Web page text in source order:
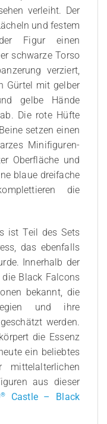
verleiht. Der
und festem
Figur einen
schwarze Torso
verziert,
Gürtel mit gelber
gelbe Hände
Die rote Hüfte
setzen einen
Minifiguren-
Oberfläche und
blaue dreifache
die
ist Teil des Sets
das ebenfalls
Innerhalb der
die Black Falcons
bekannt, die
und ihre
werden.
die Essenz
ein beliebtes
aus dieser
®
Castle – Black